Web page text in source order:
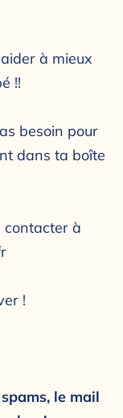
à mieux
!!
besoin pour
dans ta boîte
contacter à
!
le mail